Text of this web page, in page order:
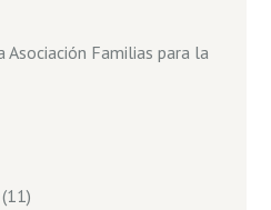
Asociación Familias para la
(11)